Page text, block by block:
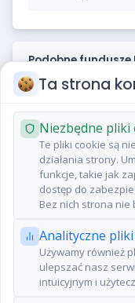
Podobne fundusze
iShares € Corp
Bond ex-
Financials 1-5yr
ESG SRI UCITS
ETF EUR (Acc)
Ta strona
Niezbędne pliki
Te pliki cookie są
działania strony.
funkcje, takie jak
dostęp do
Bez nich strona nie
Analityczne
Używamy również
ulepszać nasz
intuicyjnym i